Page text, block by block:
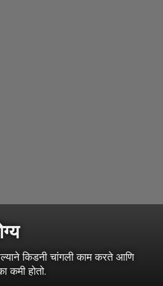
किडनी चांगली काम करते आणि
कमी होतो.